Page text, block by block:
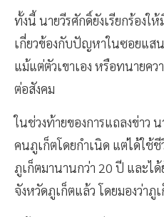
ทั้งนี้ นายวีรศักดิ์ยังเรียกร้องใ
เกี่ยวข้องกับปัญหาในซอยแสน
แม้แต่ตัวเขาเอง หรือทนายค
ต่อสังคม
ในช่วงท้ายของการแถลงข่าว
คนภูเก็ตโดยกำเนิด แต่ได้ใช้
ภูเก็ตมานานกว่า 20 ปี และไ
จังหวัดภูเก็ตแล้ว โดยมองว่าภู